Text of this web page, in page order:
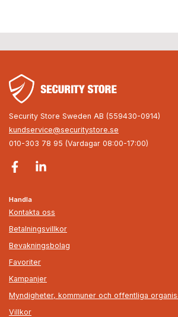
Security Store Sweden AB (559430-0914)
kundservice@securitystore.se
010-303 78 95 (Vardagar 08:00-17:00)
Handla
Kontakta oss
Betalningsvillkor
Bevakningsbolag
Favoriter
Kampanjer
Myndigheter, kommuner och offentliga
Villkor